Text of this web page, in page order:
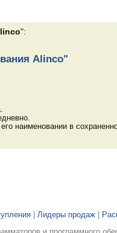
":
Alinco"
наименовании в
Лидеры продаж